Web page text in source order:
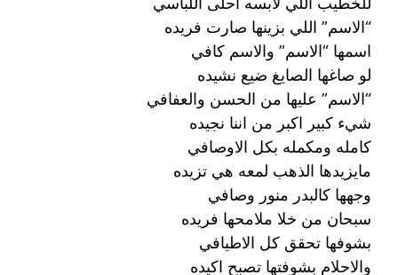
“الاسم” اللي بزينها صارت فريده
اسمها “الاسم” والاسم كافي
لو صاغها الصايغ ضيع نشيده
“الاسم” عليها من الحسن والعفافي
شيء كبير اكبر من اننا نجيده
كامله ومكمله بكل الاوصافي
مايزيدها الذهب لمعه هي تزيده
وجهها كالبدر منور وصافي
سبحان من خلا ملامحها فريده
بشوفها تحقق كل الاطيافي
والاحلام بشوفتها تصبح اكيده